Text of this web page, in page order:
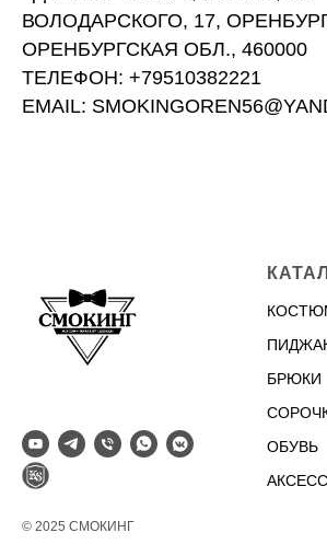
ВОЛОДАРСКОГО, 17,
ОРЕНБУРГСКАЯ ОБЛ., 460000
ТЕЛЕФОН: +79510382221
EMAIL:
© 2025 СМОКИНГ
БРЮКИ
ОБУВЬ